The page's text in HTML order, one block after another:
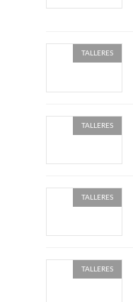
TALLERES
TALLERES
TALLERES
TALLERES